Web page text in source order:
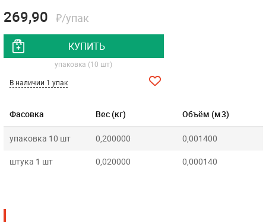
Фасовка Вес (кг) Объём (м3)
упаковка 10 шт 0,200000 0,001400
штука 1 шт 0,020000 0,000140
269,90 ₽/упак
КУПИТЬ
упаковка (10 шт)
В наличии 1 упак